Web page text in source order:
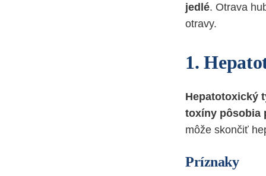
jedlé. Otrava
otravy.
1.
Hepatotoxický
toxíny pôsobia
môže skončiť
Príznaky